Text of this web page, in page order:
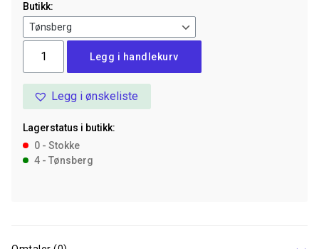
Butikk:
Servicekit
ny
type
Legg i handlekurv
Legg i ønskeliste
Lagerstatus i butikk:
0 - Stokke
4 - Tønsberg